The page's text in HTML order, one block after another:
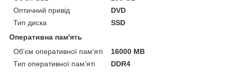
Оптичний привід
DVD
Тип диска
SSD
Оперативна пам'ять
Об'єм оперативної пам'яті
16000 MB
Тип оперативної пам'яті
DDR4